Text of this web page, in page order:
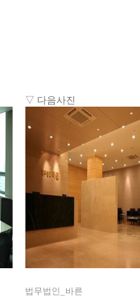
▽ 다음사진
법무법인_바른